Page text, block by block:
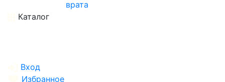
врата
Каталог
Вход
Избранное